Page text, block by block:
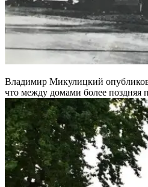
Владимир Микулицкий
что между домами более поздняя